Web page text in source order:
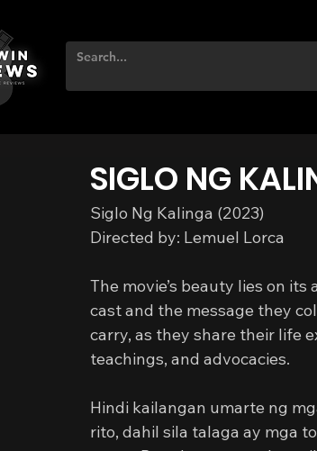
SIGLO NG
Siglo Ng Kalinga (2023)
Directed by: Lemuel Lorca
The movie’s beauty lies on its
cast and the message they
carry, as they share their life
teachings, and advocacies.
Hindi kailangan umarte ng
rito, dahil sila talaga ay mga